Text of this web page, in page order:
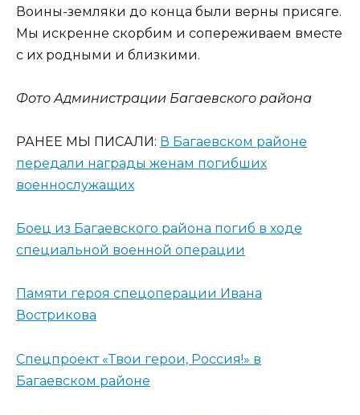
Воины-земляки до конца были верны присяге.
Мы искренне скорбим и сопереживаем вместе
с их родными и близкими.
Фото Администрации Багаевского района
РАНЕЕ МЫ ПИСАЛИ: В Багаевском районе
передали награды женам погибших
военнослужащих
Боец из Багаевского района погиб в ходе
специальной военной операции
Памяти героя спецоперации Ивана
Вострикова
Спецпроект «Твои герои, Россия!» в
Багаевском районе